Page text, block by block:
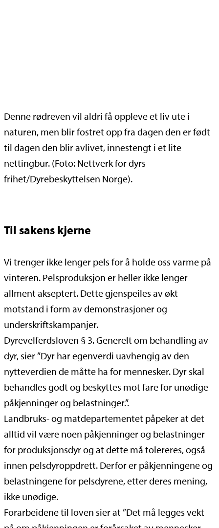
Denne rødreven vil aldri få oppleve et liv ute i
naturen, men blir fostret opp fra dagen den er født
til dagen den blir avlivet, innestengt i et lite
nettingbur. (Foto: Nettverk for dyrs
frihet/Dyrebeskyttelsen Norge).
Til sakens kjerne
Vi trenger ikke lenger pels for å holde oss varme på
vinteren. Pelsproduksjon er heller ikke lenger
allment akseptert. Dette gjenspeiles av økt
motstand i form av demonstrasjoner og
underskriftskampanjer.
Dyrevelferdsloven § 3. Generelt om behandling av
dyr, sier ”Dyr har egenverdi uavhengig av den
nytteverdien de måtte ha for mennesker. Dyr skal
behandles godt og beskyttes mot fare for unødige
påkjenninger og belastninger.”.
Landbruks- og matdepartementet påpeker at det
alltid vil være noen påkjenninger og belastninger
for produksjonsdyr og at dette må tolereres, også
innen pelsdyroppdrett. Derfor er påkjenningene og
belastningene for pelsdyrene, etter deres mening,
ikke unødige.
Forarbeidene til loven sier at ”Det må legges vekt